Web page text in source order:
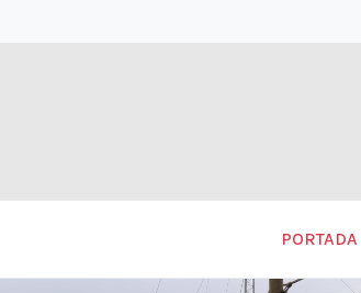
PORTADA